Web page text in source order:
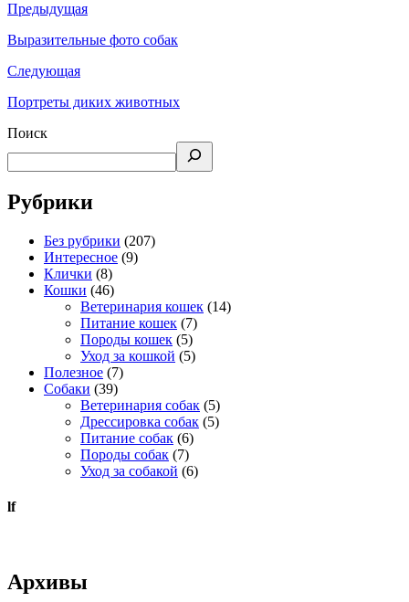
Предыдущая
Выразительные фото собак
Следующая
Портреты диких животных
Поиск
Рубрики
Без рубрики (207)
Интересное (9)
Клички (8)
Кошки (46)
Ветеринария кошек (14)
Питание кошек (7)
Породы кошек (5)
Уход за кошкой (5)
Полезное (7)
Собаки (39)
Ветеринария собак (5)
Дрессировка собак (5)
Питание собак (6)
Породы собак (7)
Уход за собакой (6)
lf
Архивы